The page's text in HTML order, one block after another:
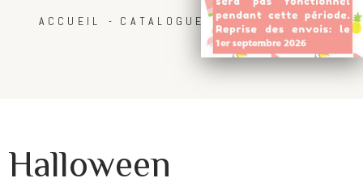
ACCUEIL CATALOGUE COLLECTIONS
Halloween